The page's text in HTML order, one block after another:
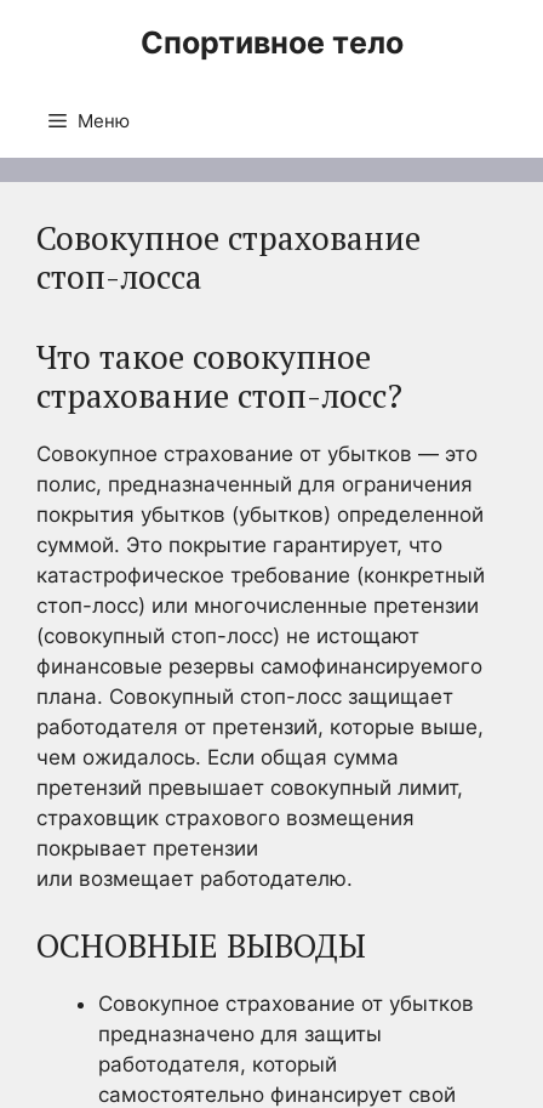
Спортивное тело
Меню
Совокупное страхование
стоп-лосса
Что такое совокупное
страхование стоп-лосс?
Совокупное страхование от убытков — это
полис, предназначенный для ограничения
покрытия убытков (убытков) определенной
суммой. Это покрытие гарантирует, что
катастрофическое требование (конкретный
стоп-лосс) или многочисленные претензии
(совокупный стоп-лосс) не истощают
финансовые резервы самофинансируемого
плана. Совокупный стоп-лосс защищает
работодателя от претензий, которые выше,
чем ожидалось. Если общая сумма
претензий превышает совокупный лимит,
страховщик страхового возмещения
покрывает претензии
или возмещает работодателю.
ОСНОВНЫЕ ВЫВОДЫ
Совокупное страхование от убытков
предназначено для защиты
работодателя, который
самостоятельно финансирует свой